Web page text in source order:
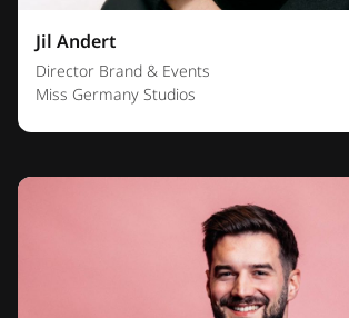
Jil Andert
Director Brand & Events
Miss Germany Studios